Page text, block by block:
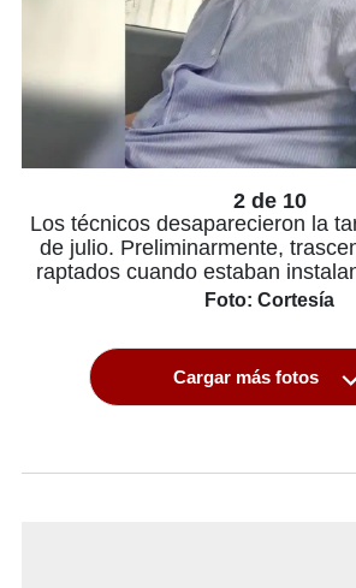
2 de 10
Los técnicos desaparecieron la
de julio. Preliminarmente,
raptados cuando estaban
Foto: Cortesía
Cargar más fotos